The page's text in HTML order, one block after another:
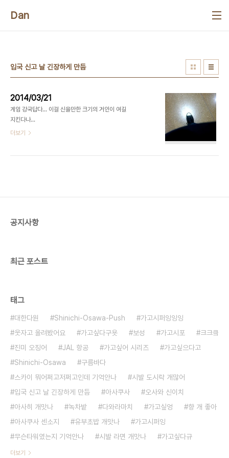
Dan
입국 신고 날 긴장하게 만듬
2014/03/21
게임 강국답다... 이걸 신을만한 크기의 거인이 여길
지킨다나...
더보기
공지사항
최근 포스트
태그
대한다원 Shinichi-Osawa-Push
가고시퍼잉잉잉
웃자고 올려봤어요
가고싶다구욧 보성 가고시포
크크킄
진미 오징어
JAL 항공 가고싶어 시리즈
가고싶으다고
Shinichi-Osawa
구름바다
스카이 뭐어쩌고저쩌고인데 기억안나
시발 도시락 개많어
입국 신고 날 긴장하게 만듬
아사쿠사
오사와 신이치
아사히 개맛나
녹차밭 다와라마치 가고싶엉
향 개 좋아
아사쿠사 센소지
유부초밥 개맛나
가고시퍼잉
무슨타워였는지 기억안나
시발 라면 개맛나 가고싶다규
더보기